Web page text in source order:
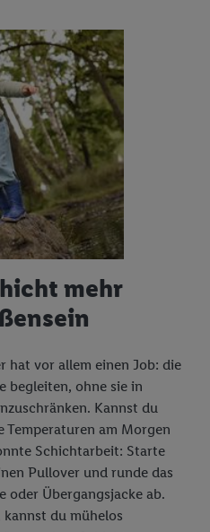
mehr
hat vor allem einen Job: die
begleiten, ohne sie in
Kannst du
Temperaturen am Morgen
Schichtarbeit: Starte
Pullover und runde das
oder Übergangsjacke ab.
kannst du mühelos